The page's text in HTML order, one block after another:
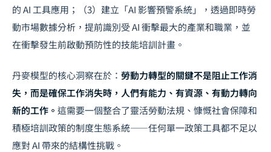
的 AI 工具應用；（3）建立「AI 影響預警系統」，透過即時勞
動市場數據分析，提前識別受 AI 衝擊最大的產業和職業，並
在衝擊發生前啟動預防性的技能培訓計畫。
丹麥模型的核心洞察在於： 勞動力轉型的關鍵不是阻止工作消
失，而是確保工作消失時，人們有能力、有資源、有動力轉向
新的工作。 這需要一個整合了靈活勞動法規、慷慨社會保障和
積極培訓政策的制度生態系統——任何單一政策工具都不足以
應對 AI 帶來的結構性挑戰。